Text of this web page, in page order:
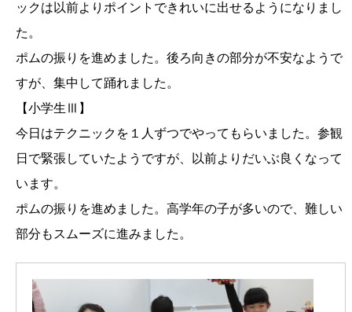
ックは以前よりポイントできれいに出せるようになりまし
た。
ポムの振りを進めました。後ろ向きの部分が不安なようで
すが、集中して踊れました。
【小学生Ⅲ】
今日はテクニックを１人ずつでやってもらいました。参観
日で緊張していたようですが、以前よりだいぶ良くなって
います。
ポムの振りを進めました。高学年の子が多いので、難しい
部分もスムーズに進みました。